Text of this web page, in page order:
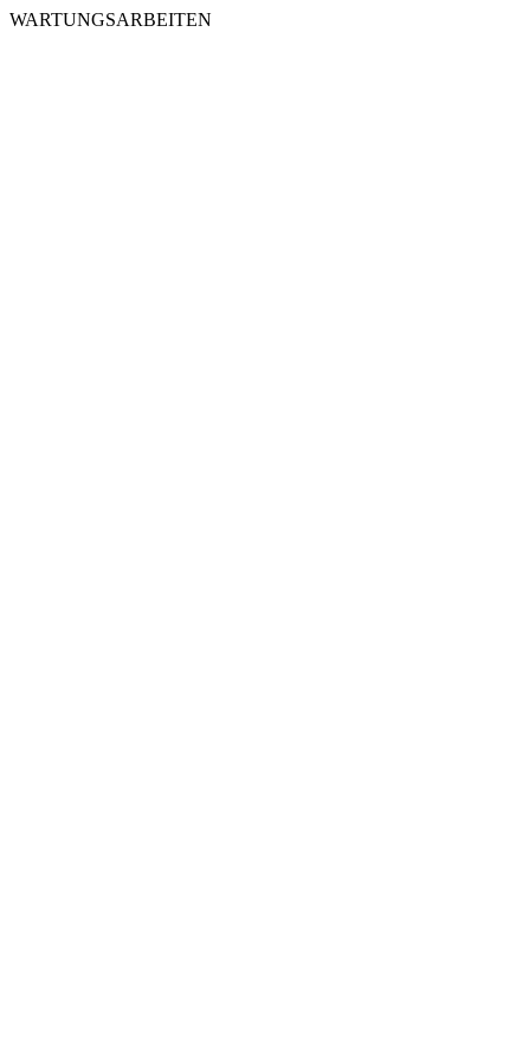
WARTUNGSARBEITEN